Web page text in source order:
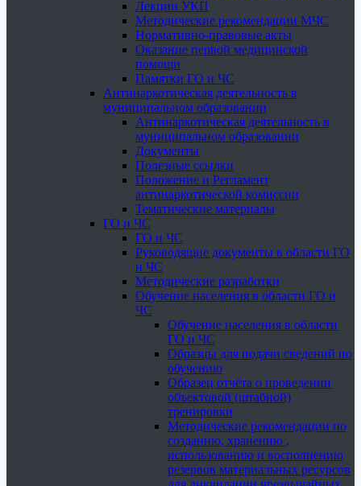
Лекции УКП
Методические рекомендации МЧС
Нормативно-правовые акты
Оказание первой медицинской
помощи
Памятки ГО и ЧС
Антинаркотическая деятельность в
муниципальном образовании
Антинаркотическая деятельность в
муниципальном образовании
Документы
Полезные ссылки
Положение и Регламент
антинаркотической комиссии
Тематические материалы
ГО и ЧС
ГО и ЧС
Руководящие документы в области ГО
и ЧС
Методические разработки
Обучение населения в области ГО и
ЧС
Обучение населения в области
ГО и ЧС
Образцы для подачи сведений по
обучению
Образец отчёта о проведении
объектовой (штабной)
тренировки
Методические рекомендации по
созданию, хранению ,
использованию и восполнению
резервов материальных ресурсов